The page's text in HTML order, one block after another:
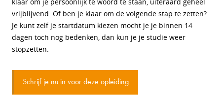
vrijblijvend. Of ben je klaar om de volgende stap te zetten?
Je kunt zelf je startdatum kiezen mocht je je binnen 14
dagen toch nog bedenken, dan kun je je studie weer
stopzetten.
Schrijf je nu in voor deze opleiding